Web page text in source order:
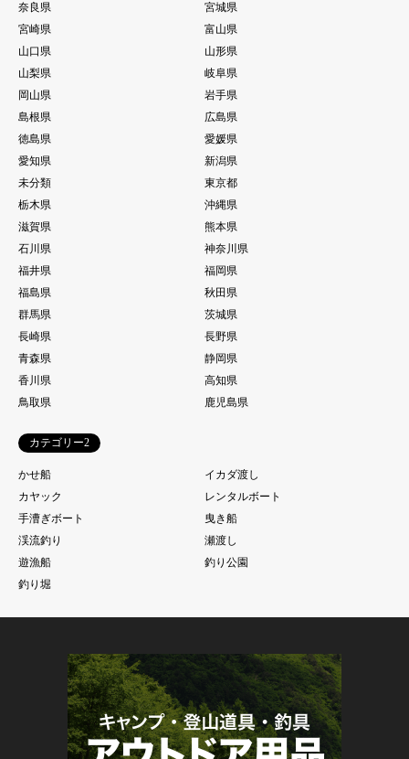
奈良県
宮城県
宮崎県
富山県
山口県
山形県
山梨県
岐阜県
岡山県
岩手県
島根県
広島県
徳島県
愛媛県
愛知県
新潟県
未分類
東京都
栃木県
沖縄県
滋賀県
熊本県
石川県
神奈川県
福井県
福岡県
福島県
秋田県
群馬県
茨城県
長崎県
長野県
青森県
静岡県
香川県
高知県
鳥取県
鹿児島県
カテゴリー2
かせ船
イカダ渡し
カヤック
レンタルボート
手漕ぎボート
曳き船
渓流釣り
瀬渡し
遊漁船
釣り公園
釣り堀